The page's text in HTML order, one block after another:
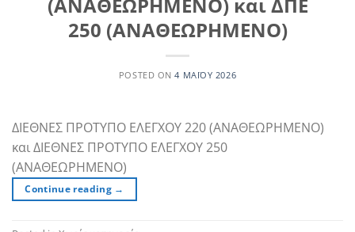
250 (ΑΝΑΘΕΩΡΗΜΕΝΟ)
POSTED ON4 ΜΑΪ́ΟΥ 2026
ΔΙΕΘΝΕΣ ΠΡΟΤΥΠΟ ΕΛΕΓΧΟΥ 220 (ΑΝΑΘΕΩΡΗΜΕΝΟ)
και ΔΙΕΘΝΕΣ ΠΡΟΤΥΠΟ ΕΛΕΓΧΟΥ 250
(ΑΝΑΘΕΩΡΗΜΕΝΟ)
Continue reading →